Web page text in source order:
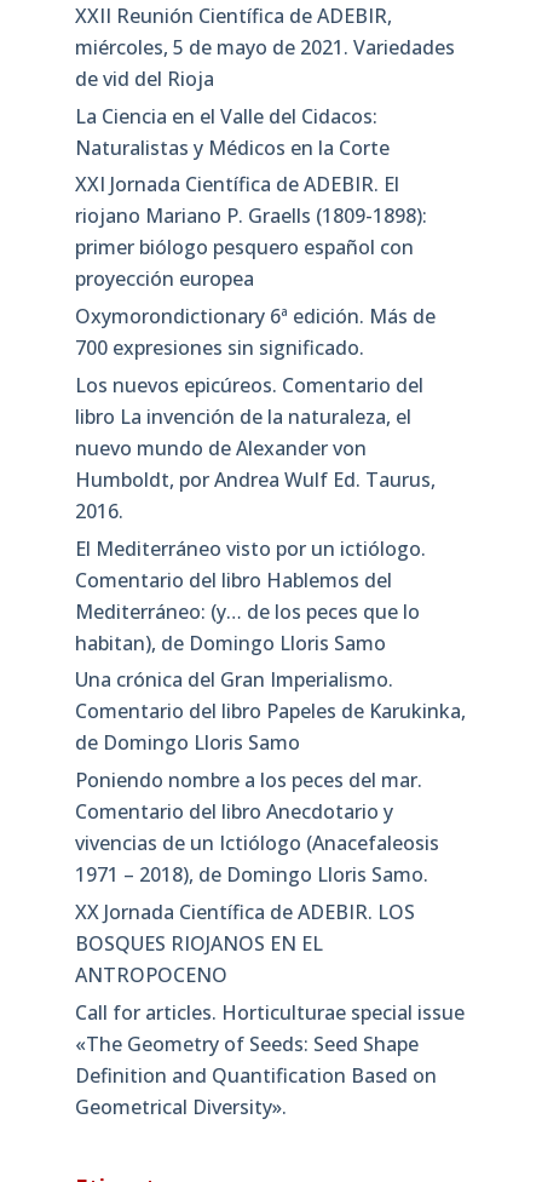
XXII Reunión Científica de ADEBIR,
miércoles, 5 de mayo de 2021. Variedades
de vid del Rioja
La Ciencia en el Valle del Cidacos:
Naturalistas y Médicos en la Corte
XXI Jornada Científica de ADEBIR. El
riojano Mariano P. Graells (1809-1898):
primer biólogo pesquero español con
proyección europea
Oxymorondictionary 6ª edición. Más de
700 expresiones sin significado.
Los nuevos epicúreos. Comentario del
libro La invención de la naturaleza, el
nuevo mundo de Alexander von
Humboldt, por Andrea Wulf Ed. Taurus,
2016.
El Mediterráneo visto por un ictiólogo.
Comentario del libro Hablemos del
Mediterráneo: (y… de los peces que lo
habitan), de Domingo Lloris Samo
Una crónica del Gran Imperialismo.
Comentario del libro Papeles de Karukinka,
de Domingo Lloris Samo
Poniendo nombre a los peces del mar.
Comentario del libro Anecdotario y
vivencias de un Ictiólogo (Anacefaleosis
1971 – 2018), de Domingo Lloris Samo.
XX Jornada Científica de ADEBIR. LOS
BOSQUES RIOJANOS EN EL
ANTROPOCENO
Call for articles. Horticulturae special issue
«The Geometry of Seeds: Seed Shape
Definition and Quantification Based on
Geometrical Diversity»​.